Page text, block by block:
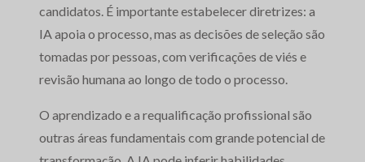
candidatos. É importante estabelecer diretrizes: a
IA apoia o processo, mas as decisões de seleção são
tomadas por pessoas, com verificações de viés e
revisão humana ao longo de todo o processo.
O aprendizado e a requalificação profissional são
outras áreas fundamentais com grande potencial de